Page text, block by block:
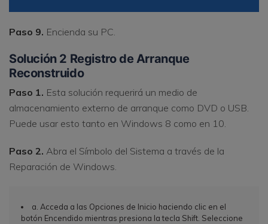
Paso 9. Encienda su PC.
Solución 2 Registro de Arranque
Reconstruido
Paso 1. Esta solución requerirá un medio de
almacenamiento externo de arranque como DVD o USB.
Puede usar esto tanto en Windows 8 como en 10.
Paso 2. Abra el Símbolo del Sistema a través de la
Reparación de Windows.
a. Acceda a las Opciones de Inicio haciendo clic en el
botón Encendido mientras presiona la tecla Shift. Seleccione